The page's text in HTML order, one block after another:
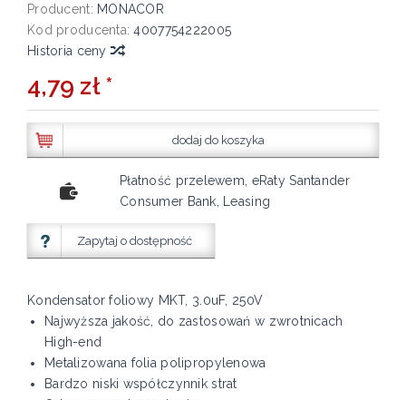
Producent: MONACOR
Kod producenta: 4007754222005
Historia ceny
4,79 zł *
dodaj do koszyka
Płatność przelewem, eRaty Santander
Consumer Bank, Leasing
Zapytaj o dostępność
Kondensator foliowy MKT, 3.0uF, 250V
Najwyższa jakość, do zastosowań w zwrotnicach
High-end
Metalizowana folia polipropylenowa
Bardzo niski współczynnik strat